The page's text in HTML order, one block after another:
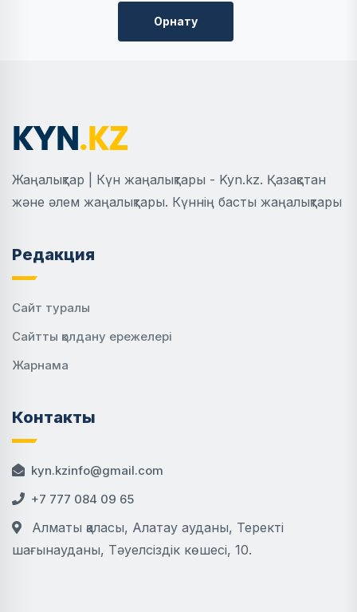
Орнату
Жаңалықтар | Күн жаңалықтары - Kyn.kz. Қазақстан
және әлем жаңалықтары. Күннің басты жаңалықтары
Редакция
Сайт туралы
Сайтты қолдану ережелері
Жарнама
Контакты
kyn.kzinfo@gmail.com
+7 777 084 09 65
Алматы қаласы, Алатау ауданы, Теректі
шағынауданы, Тәуелсіздік көшесі, 10.